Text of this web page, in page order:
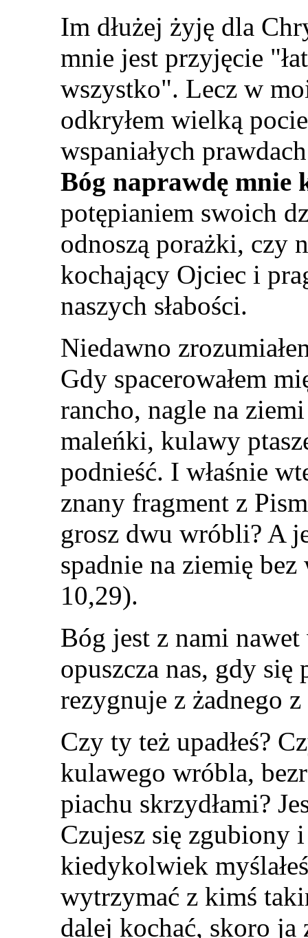
Im dłużej żyję dla
mnie jest przyjęcie "
wszystko". Lecz w
odkryłem wielką
wspaniałych
Bóg naprawdę mnie
potępianiem swoich
odnoszą porażki, czy
kochający Ojciec i
naszych słabości.
Niedawno
Gdy spacerowałem
rancho, nagle na
maleńki, kulawy
podnieść. I właśnie
znany fragment z
grosz dwu wróbli? A
spadnie na ziemię
10,29).
Bóg jest z nami
opuszcza nas, gdy
rezygnuje z żadnego z
Czy ty też upadłeś?
kulawego wróbla,
piachu skrzydłami?
Czujesz się zgubiony
kiedykolwiek
wytrzymać z kimś
dalej kochać, skoro ja